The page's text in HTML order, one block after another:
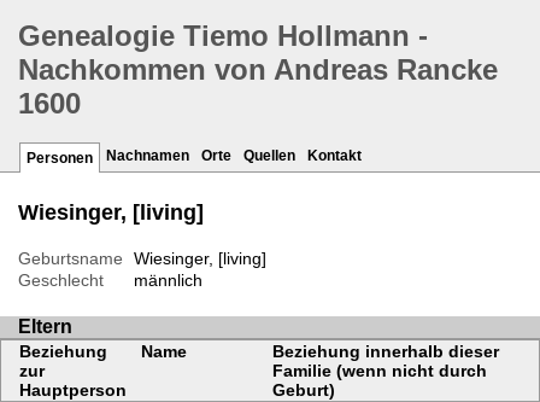
Genealogie Tiemo Hollmann -
Nachkommen von Andreas Rancke
1600
Personen Nachnamen Orte Quellen Kontakt
Wiesinger, [living]
Geburtsname
Wiesinger, [living]
Geschlecht
männlich
Eltern
Beziehung
zur
Hauptperson
Name
Beziehung innerhalb dieser
Familie (wenn nicht durch
Geburt)